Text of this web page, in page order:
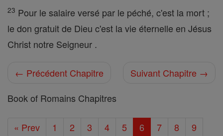
23 Pour le salaire versé par le péché, c'est la mort ;
le don gratuit de Dieu c'est la vie éternelle en Jésus
Christ notre Seigneur .
← Précédent Chapitre
Suivant Chapitre →
Book of Romains Chapitres
« Prev 1 2 3 4 5 6 7 8
9